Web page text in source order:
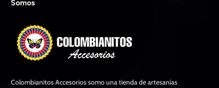
Somos
Colombianitos Accesorios somo una tienda de artesanías